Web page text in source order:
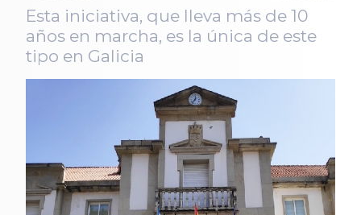
Esta iniciativa, que lleva más de 10
años en marcha, es la única de este
tipo en Galicia